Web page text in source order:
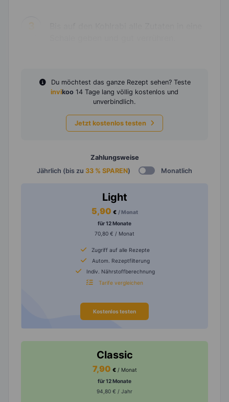
Du möchtest das ganze Rezept sehen? Teste
invikoo 14 Tage lang völlig kostenlos und
unverbindlich.
Jetzt kostenlos testen
Zahlungsweise
Jährlich (bis zu 33 % SPAREN) Monatlich
Light
5,90 € / Monat
für 12 Monate
70,80 € / Monat
Zugriff auf alle Rezepte
Autom. Rezeptfilterung
Indiv. Nährstoffberechnung
Tarife vergleichen
Kostenlos testen
Classic
7,90 € / Monat
für 12 Monate
94,80 € / Jahr